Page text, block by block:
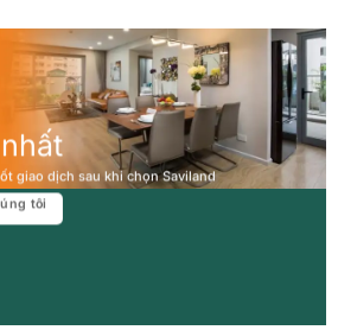
giao dịch sau khi chọn Saviland
tôi